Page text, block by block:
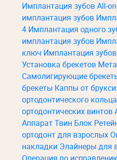
Имплантация зубов All-
имплантация зубов
4 Имплантация одного
имплантация зубов
ключ Имплантация зубов
Установка брекетов
Самолигирующие
брекеты Каппы от
ортодонтического кольца
ортодонтических винтов
Аппарат Твин Блок
ортодонт для взрослых
накладки Элайнеры для